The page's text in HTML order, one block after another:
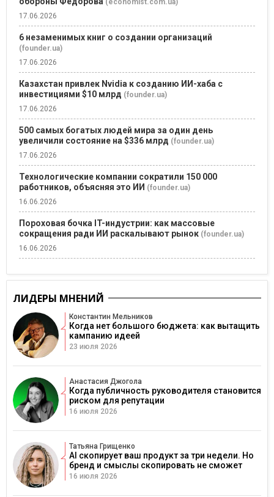
(economist.com.ua)
17.06.2026
6 незаменимых книг о создании организаций
(founder.ua)
17.06.2026
Казахстан привлек Nvidia к созданию ИИ-хаба с
инвестициями $10 млрд (founder.ua)
17.06.2026
500 самых богатых людей мира за один день
увеличили состояние на $336 млрд (founder.ua)
17.06.2026
Технологические компании сократили 150 000
работников, объясняя это ИИ (founder.ua)
16.06.2026
Пороховая бочка IT-индустрии: как массовые
сокращения ради ИИ раскалывают рынок (founder.ua)
16.06.2026
ЛИДЕРЫ МНЕНИЙ
Константин Мельников
Когда нет большого бюджета: как вытащить
кампанию идеей
23 июля 2026
Анастасия Джогола
Когда публичность руководителя становится
риском для репутации
16 июля 2026
Татьяна Грищенко
AI скопирует ваш продукт за три недели. Но
бренд и смыслы скопировать не сможет
16 июля 2026